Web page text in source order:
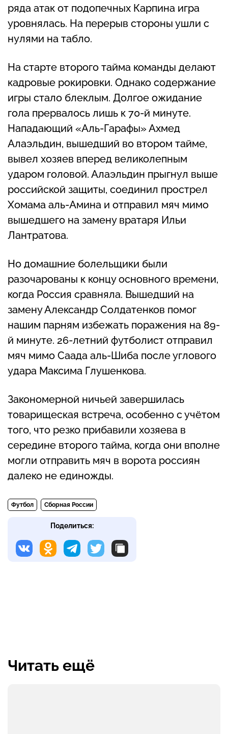
ряда атак от подопечных Карпина игра
уровнялась. На перерыв стороны ушли с
нулями на табло.
На старте второго тайма команды делают
кадровые рокировки. Однако содержание
игры стало блеклым. Долгое ожидание
гола прервалось лишь к 70-й минуте.
Нападающий «Аль-Гарафы» Ахмед
Алаэльдин, вышедший во втором тайме,
вывел хозяев вперед великолепным
ударом головой. Алаэльдин прыгнул выше
российской защиты, соединил прострел
Хомама аль-Амина и отправил мяч мимо
вышедшего на замену вратаря Ильи
Лантратова.
Но домашние болельщики были
разочарованы к концу основного времени,
когда Россия сравняла. Вышедший на
замену Александр Солдатенков помог
нашим парням избежать поражения на 89-
й минуте. 26-летний футболист отправил
мяч мимо Саада аль-Шиба после углового
удара Максима Глушенкова.
Закономерной ничьей завершилась
товарищеская встреча, особенно с учётом
того, что резко прибавили хозяева в
середине второго тайма, когда они вполне
могли отправить мяч в ворота россиян
далеко не единожды.
Футбол Сборная России
Поделиться:
Читать ещё